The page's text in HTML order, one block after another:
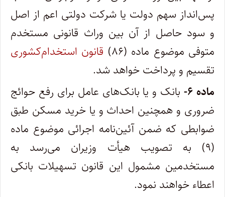
پس‌انداز سهم دولت یا شرکت دولتی اعم از اصل
و سود حاصل از آن بین وراث قانونی مستخدم
متوفی موضوع ماده (۸۶)
قانون استخدام‌کشوری
تقسیم و پرداخت خواهد شد.
‌ماده ۶-
بانک و یا بانک‌های عامل برای رفع حوائج
ضروری و همچنین احداث و یا خرید مسکن طبق
ضوابطی که ضمن آئین‌نامه اجرائی موضوع ماده
(۹) به تصویب هیأت وزیران می‌رسد به
مستخدمین مشمول این قانون تسهیلات بانکی
اعطاء خواهند نمود.